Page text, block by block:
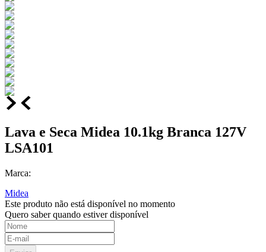
Lava e Seca Midea 10.1kg Branca 127V
LSA101
Marca:
Midea
Este produto não está disponível no momento
Quero saber quando estiver disponível